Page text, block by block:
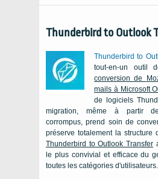
Thunderbird to Outlook
Thunderbird to
tout-en-un outil
conversion de
mails à Microsoft
de logiciels
migration, même à partir
corrompus, prend soin de
préserve totalement la structure
Thunderbird to Outlook Transfer
le plus convivial et efficace du
toutes les catégories d'utilisateurs.